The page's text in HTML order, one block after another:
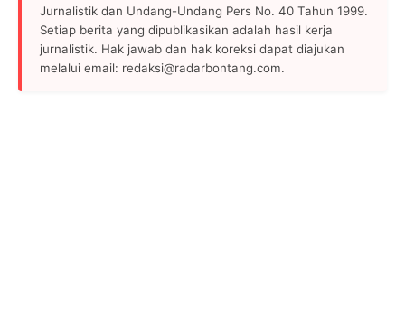
Jurnalistik dan Undang-Undang Pers No. 40 Tahun 1999.
Setiap berita yang dipublikasikan adalah hasil kerja
jurnalistik. Hak jawab dan hak koreksi dapat diajukan
melalui email: redaksi@radarbontang.com.